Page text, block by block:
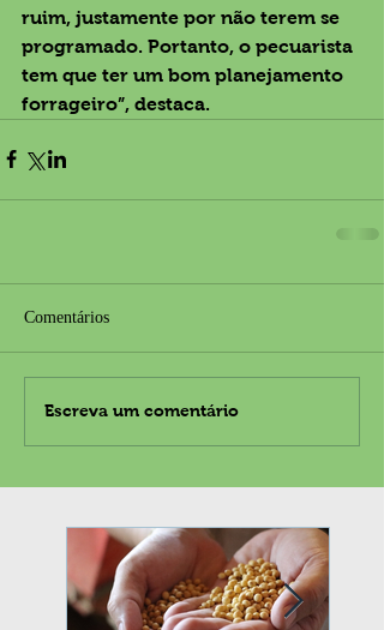
ruim, justamente por não terem se
programado. Portanto, o pecuarista
tem que ter um bom planejamento
forrageiro”, destaca.
Comentários
Escreva um comentário